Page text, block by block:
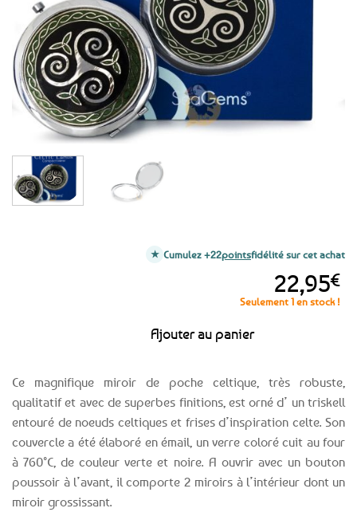
Ce magnifique miroir de poche celtique, très robuste,
qualitatif et avec de superbes finitions, est orné d’ un triskell
entouré de noeuds celtiques et frises d’inspiration celte. Son
couvercle a été élaboré en émail, un verre coloré cuit au four
à 760°C, de couleur verte et noire. A ouvrir avec un bouton
poussoir à l’avant, il comporte 2 miroirs à l’intérieur dont un
miroir grossissant.
22,95€
Seulement 1 en stock !
Ajouter au panier
Cumulez +22pointsfidélité sur cet achat